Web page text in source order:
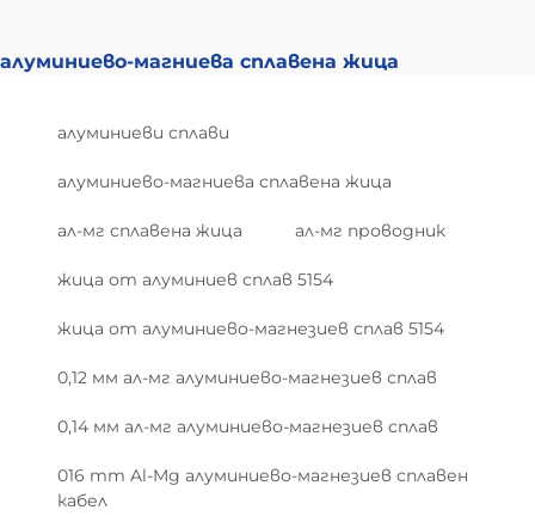
алуминиево-магниева сплавена жица
алуминиеви сплави
алуминиево-магниева сплавена жица
ал-мг сплавена жица ал-мг проводник
жица от алуминиев сплав 5154
жица от алуминиево-магнезиев сплав 5154
0,12 мм ал-мг алуминиево-магнезиев сплав
0,14 мм ал-мг алуминиево-магнезиев сплав
016 mm Al-Mg алуминиево-магнезиев сплавен
кабел